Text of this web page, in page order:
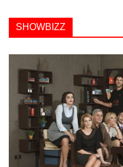
SHOWBIZZ